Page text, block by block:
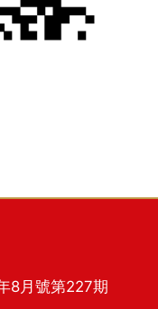
8月號第227期